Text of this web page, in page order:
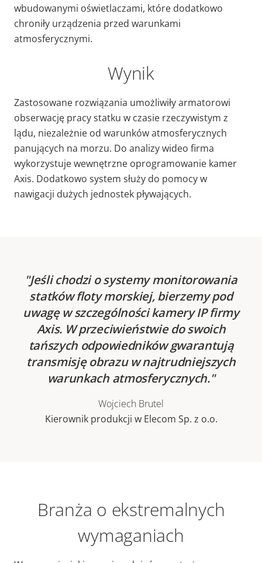
wbudowanymi oświetlaczami, które dodatkowo
chroniły urządzenia przed warunkami
atmosferycznymi.
Wynik
Zastosowane rozwiązania umożliwiły armatorowi
obserwację pracy statku w czasie rzeczywistym z
lądu, niezależnie od warunków atmosferycznych
panujących na morzu. Do analizy wideo firma
wykorzystuje wewnętrzne oprogramowanie kamer
Axis. Dodatkowo system służy do pomocy w
nawigacji dużych jednostek pływających.
Jeśli chodzi o systemy monitorowania
statków floty morskiej, bierzemy pod
uwagę w szczególności kamery IP firmy
Axis. W przeciwieństwie do swoich
tańszych odpowiedników gwarantują
transmisję obrazu w najtrudniejszych
warunkach atmosferycznych.
Wojciech Brutel
Kierownik produkcji w Elecom Sp. z o.o.
Branża o ekstremalnych
wymaganiach